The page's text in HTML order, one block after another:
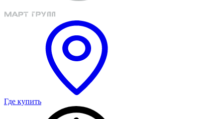
Где купить